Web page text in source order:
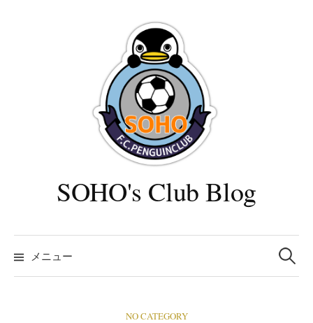
SOHO's Club Blog
メニュー
検
索:
NO CATEGORY